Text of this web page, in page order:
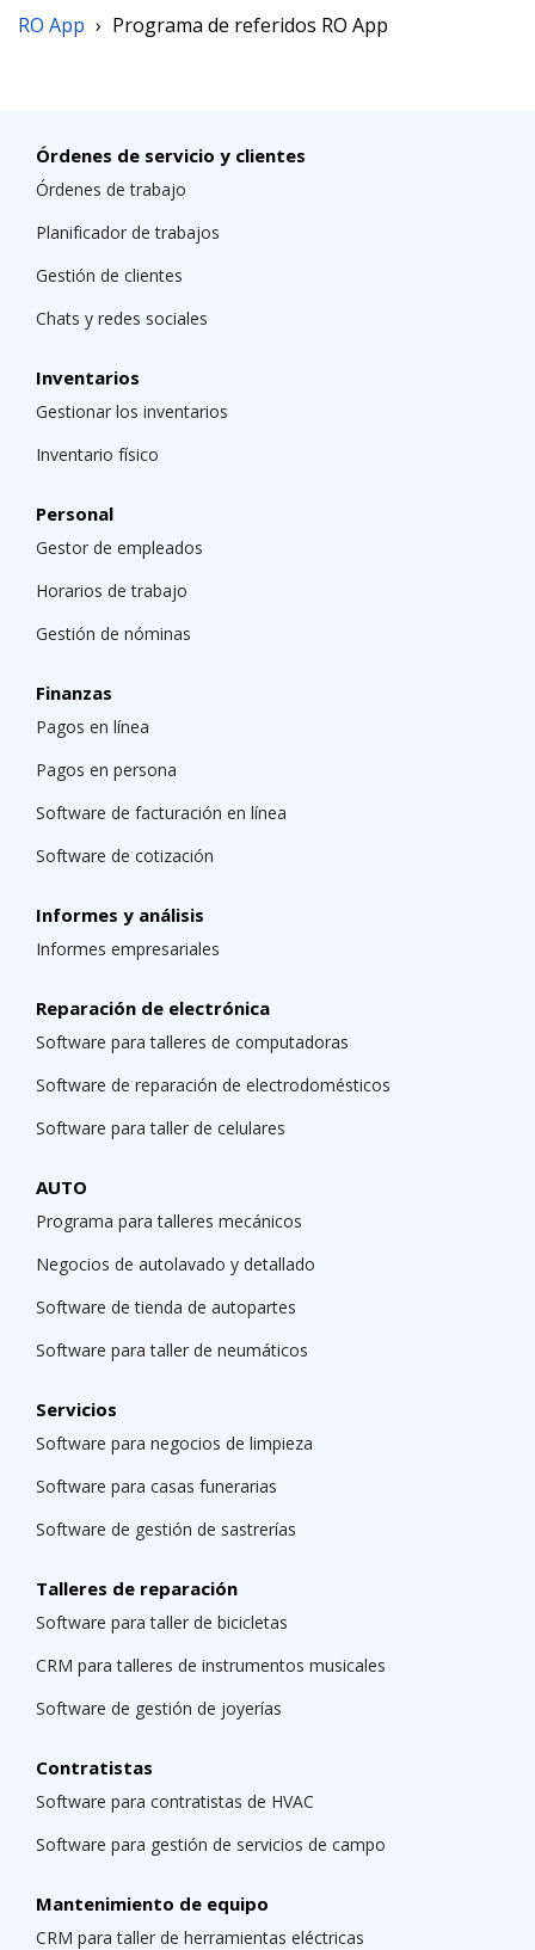
pagos puntuales para que pueda obtener recompensas
recompensados es que la empresa referida no utilice
su enlace o no pague su propia cuenta.
RO App › Programa de referidos RO App
Órdenes de servicio y clientes
Órdenes de trabajo
Planificador de trabajos
Gestión de clientes
Chats y redes sociales
Inventarios
Gestionar los inventarios
Inventario físico
Personal
Gestor de empleados
Horarios de trabajo
Gestión de nóminas
Finanzas
Pagos en línea
Pagos en persona
Software de facturación en línea
Software de cotización
Informes y análisis
Informes empresariales
Reparación de electrónica
Software para talleres de computadoras
Software de reparación de electrodomésticos
Software para taller de celulares
AUTO
Programa para talleres mecánicos
Negocios de autolavado y detallado
Software de tienda de autopartes
Software para taller de neumáticos
Servicios
Software para negocios de limpieza
Software para casas funerarias
Software de gestión de sastrerías
Talleres de reparación
Software para taller de bicicletas
CRM para talleres de instrumentos musicales
Software de gestión de joyerías
Contratistas
Software para contratistas de HVAC
Software para gestión de servicios de campo
Mantenimiento de equipo
CRM para taller de herramientas eléctricas